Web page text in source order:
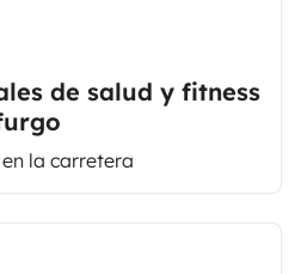
de salud y fitness
la carretera